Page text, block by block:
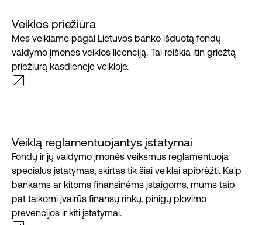
Veiklos priežiūra
Mes veikiame pagal Lietuvos banko išduotą fondų
valdymo įmonės veiklos licenciją. Tai reiškia itin griežtą
priežiūrą kasdienėje veikloje.
Veiklą reglamentuojantys įstatymai
Fondų ir jų valdymo įmonės veiksmus reglamentuoja
specialus įstatymas, skirtas tik šiai veiklai apibrėžti. Kaip
bankams ar kitoms finansinėms įstaigoms, mums taip
pat taikomi įvairūs finansų rinkų, pinigų plovimo
prevencijos ir kiti įstatymai.